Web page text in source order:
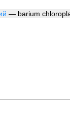
— barium